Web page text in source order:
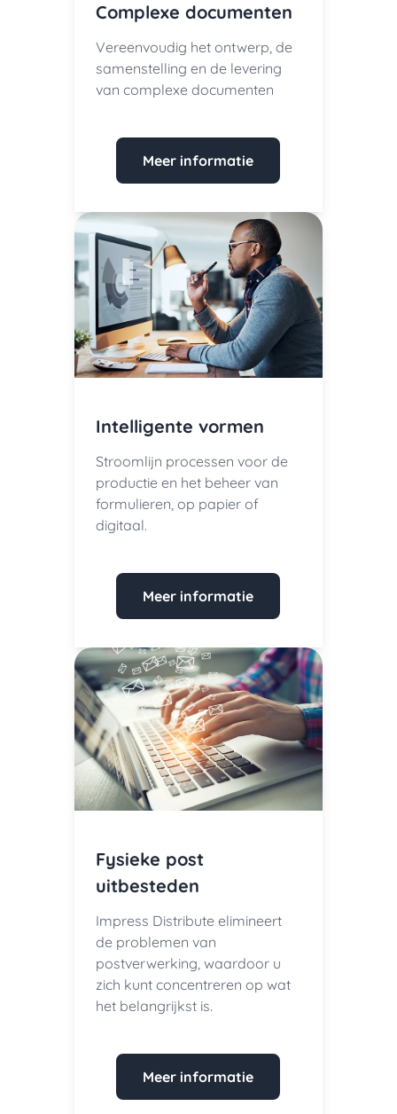
Complexe documenten
Vereenvoudig het ontwerp, de
samenstelling en de levering
van complexe documenten
Meer informatie
Intelligente vormen
Stroomlijn processen voor de
productie en het beheer van
formulieren, op papier of
digitaal.
Meer informatie
Fysieke post
uitbesteden
Impress Distribute elimineert
de problemen van
postverwerking, waardoor u
zich kunt concentreren op wat
het belangrijkst is.
Meer informatie